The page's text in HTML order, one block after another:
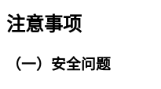
注意事项
（一）安全问题